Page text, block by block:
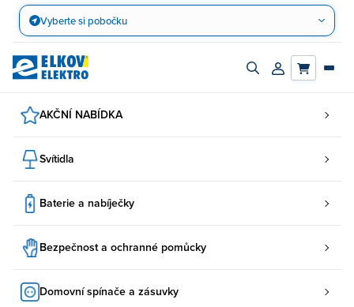
Přejít
obsah
Vyberte si pobočku
Zapnout/vypnout
Přihlásit/
AKČNÍ NABÍDKA
Svítidla
Baterie a nabíječky
Bezpečnost a ochranné pomůcky
Domovní spínače a zásuvky